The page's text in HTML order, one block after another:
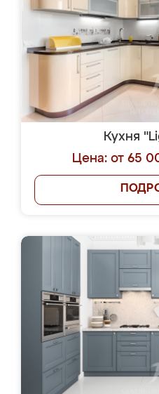
Кухня
Цена: от 65